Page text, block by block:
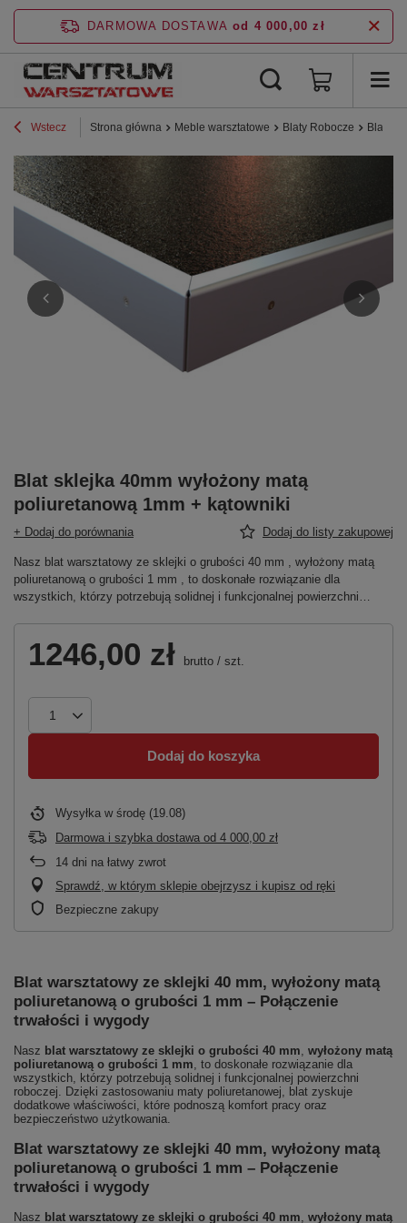
DARMOWA DOSTAWA od 4 000,00 zł
Wstecz Strona główna Meble warsztatowe Blaty Robocze Blat
Blat sklejka 40mm wyłożony matą
poliuretanową 1mm + kątowniki
+ Dodaj do porównania Dodaj do listy zakupowej
Nasz blat warsztatowy ze sklejki o grubości 40 mm , wyłożony matą
poliuretanową o grubości 1 mm , to doskonałe rozwiązanie dla
wszystkich, którzy potrzebują solidnej i funkcjonalnej powierzchni…
1246,00 zł brutto / szt.
Dodaj do koszyka
Wysyłka w środę (19.08)
Darmowa i szybka dostawa od 4 000,00 zł
14 dni na łatwy zwrot
Sprawdź, w którym sklepie obejrzysz i kupisz od ręki
Bezpieczne zakupy
Blat warsztatowy ze sklejki 40 mm, wyłożony matą
poliuretanową o grubości 1 mm – Połączenie
trwałości i wygody
Nasz blat warsztatowy ze sklejki o grubości 40 mm wyłożony matą
poliuretanową o grubości 1 mm , to doskonałe rozwiązanie dla
wszystkich, którzy potrzebują solidnej i funkcjonalnej powierzchni
roboczej. Dzięki zastosowaniu maty poliuretanowej, blat zyskuje
dodatkowe właściwości, które podnoszą komfort pracy oraz
bezpieczeństwo użytkowania.
Blat warsztatowy ze sklejki 40 mm, wyłożony matą
poliuretanową o grubości 1 mm – Połączenie
trwałości i wygody
Nasz blat warsztatowy ze sklejki o grubości 40 mm wyłożony matą